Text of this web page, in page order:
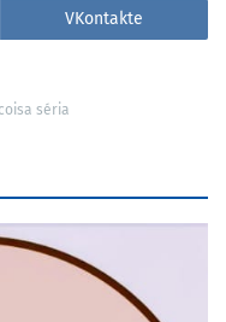
VKontakte
séria